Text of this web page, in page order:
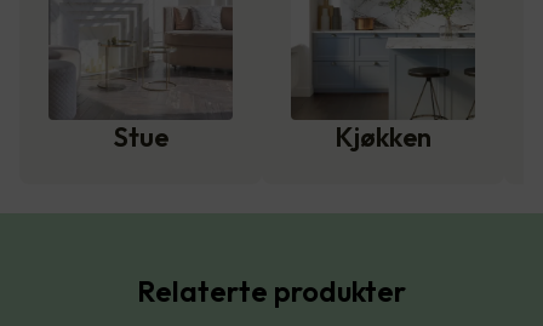
Stue Kjøkken
Relaterte produkter